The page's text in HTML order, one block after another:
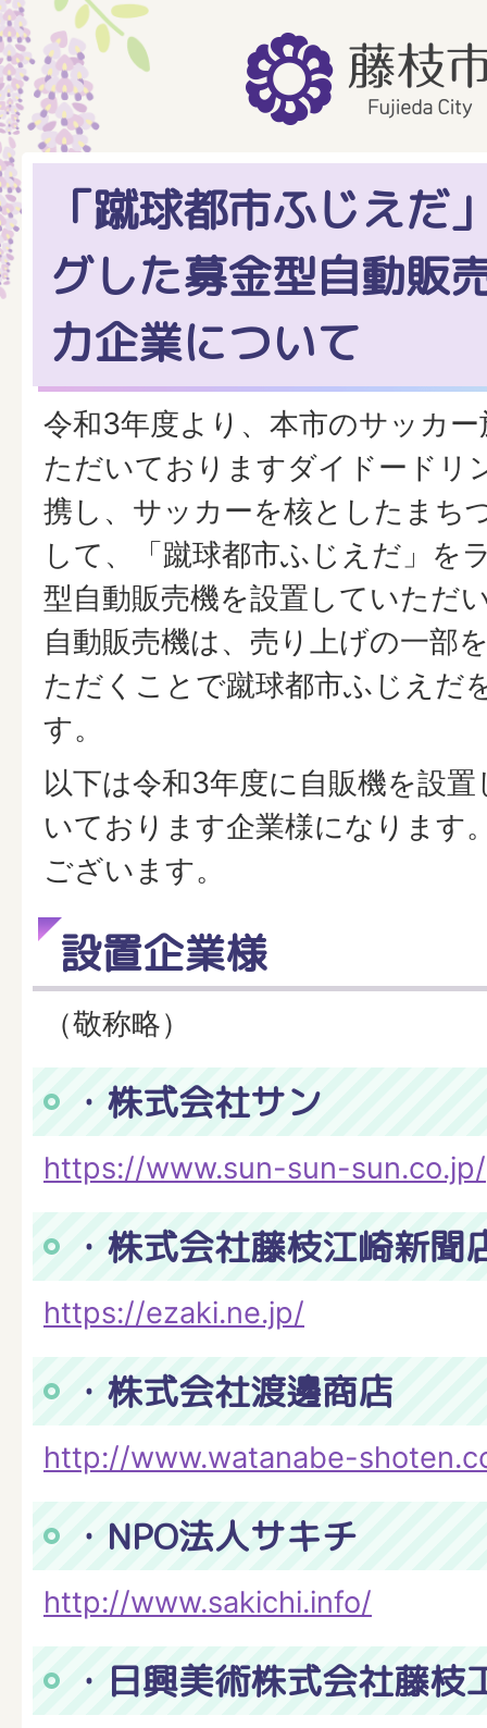
「蹴球都市ふじえだ
グした募金型自動販
力企業について
令和3年度より、本市のサッカ
ただいておりますダイドードリ
携し、サッカーを核としたまち
して、「蹴球都市ふじえだ」を
型自動販売機を設置していただ
自動販売機は、売り上げの一部
ただくことで蹴球都市ふじえだ
す。
以下は令和3年度に自販機を設
いております企業様になります
ございます。
設置企業様
（敬称略）
・株式会社サン
https://www.sun-sun-sun.co.jp/
・株式会社藤枝江崎新聞
https://ezaki.ne.jp/
・株式会社渡邊商店
http://www.watanabe-
・NPO法人サキチ
http://www.sakichi.info/
・日興美術株式会社藤枝